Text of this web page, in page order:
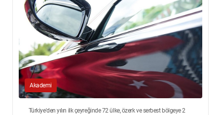
Akademi
Türkiye'den yılın ilk çeyreğinde 72 ülke, özerk ve serbest bölgeye 2